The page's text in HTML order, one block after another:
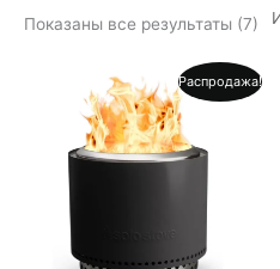
Показаны все результаты (7)
Распродажа!